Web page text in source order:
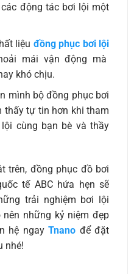
động tác bơi lội một
liệu đồng phục bơi lội
mái vận động mà
khó chịu.
mình bộ đồng phục bơi
thấy tự tin hơn khi tham
cùng bạn bè và thầy
trên, đồng phục đồ bơi
tế ABC hứa hẹn sẽ
trải nghiệm bơi lội
những kỷ niệm đẹp
hệ ngayTnano để đặt
nhé!